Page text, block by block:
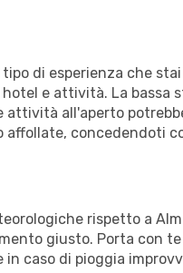
di esperienza che
e attività. La bassa
attività all'aperto
affollate, concedendoti
rispetto a
giusto. Porta con
caso di pioggia